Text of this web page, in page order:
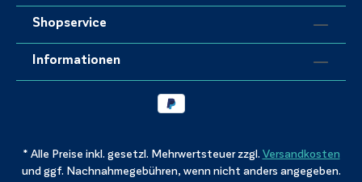
Shopservice
Informationen
* Alle Preise inkl. gesetzl. Mehrwertsteuer zzgl. Versandkosten
und ggf. Nachnahmegebühren, wenn nicht anders angegeben.